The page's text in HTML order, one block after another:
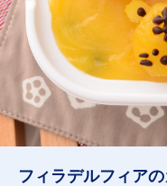
フィラデルフィア